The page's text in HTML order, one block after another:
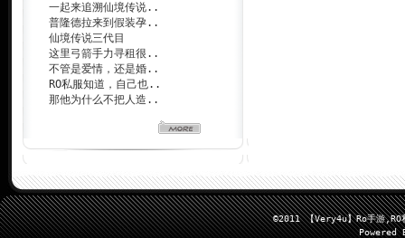
一起来追溯仙境传说..
普隆德拉来到假装孕..
仙境传说三代目
这里弓箭手力寻租很..
不管是爱情，还是婚..
RO私服知道，自己也..
那他为什么不把人造..
©2011 【Very4u】Ro手游,RO
Powered